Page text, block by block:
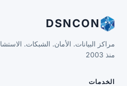
DSNCON
منذ 2003
الخدمات